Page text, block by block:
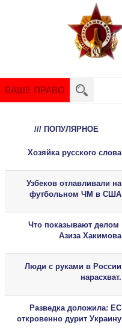
ВАШЕ ПРАВО
/// ПОПУЛЯРНОЕ
Хозяйка русского слова
Узбеков отлавливали на
футбольном ЧМ в США
Что показывают делом
Азиза Хакимова
Люди с руками в России
нарасхват.
Разведка доложила: ЕС
откровенно дурит Украину